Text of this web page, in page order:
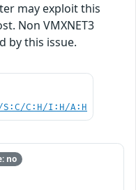
may exploit this
Non VMXNET3
by this issue.
S:C/C:H/I:H/A:H
no